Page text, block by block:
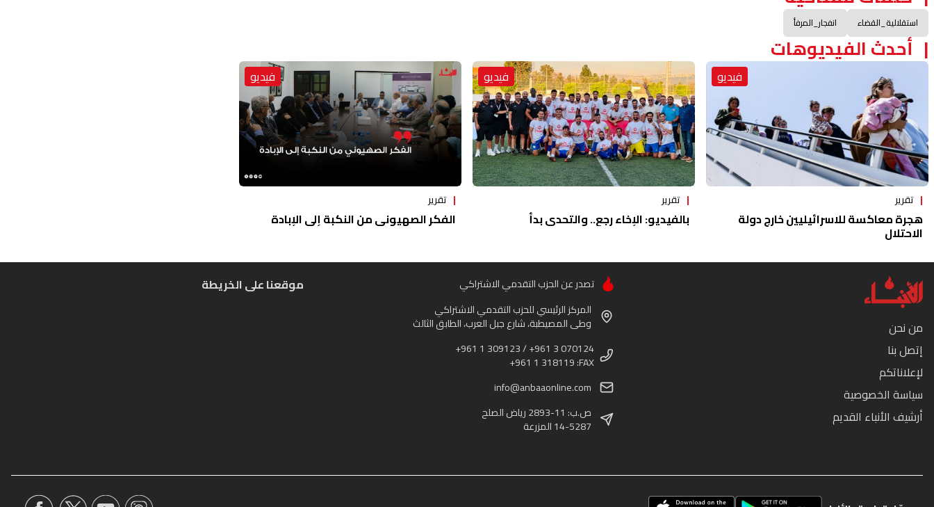
استقلالية_القضاء انفجار_المرفأ
أحدث الفيديوهات
فيديو
تقرير
هجرة معاكسة للاسرائيليين خارج دولة
الاحتلال
فيديو
تقرير
بالفيديو: الإخاء رجع.. والتحدي بدأ
فيديو
تقرير
الفكر الصهيوني من النكبة إلى الإبادة
من نحن
إتصل بنا
لإعلاناتكم
سياسة الخصوصية
أرشيف الأنباء القديم
تصدر عن الحزب التقدمي الاشتراكي
المركز الرئيسي للحزب التقدمي الاشتراكي
وطى المصيطبة، شارع جبل العرب، الطابق الثالث
+961 1 309123 / +961 3 070124
+961 1 318119 :FAX
info@anbaaonline.com
ص.ب: 11-2893 رياض الصلح
14-5287 المزرعة
موقعنا على الخريطة